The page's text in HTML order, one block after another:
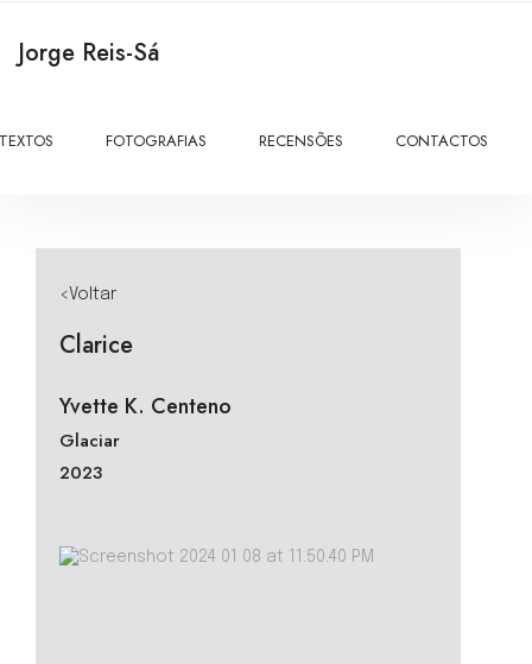
Jorge Reis-Sá
TEXTOS FOTOGRAFIAS RECENSÕES CONTACTOS
<Voltar
Clarice
Yvette K. Centeno
Glaciar
2023